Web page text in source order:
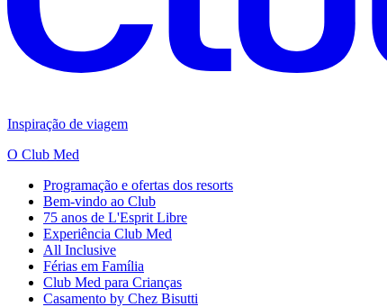
Inspiração de viagem
O Club Med
Programação e ofertas dos resorts
Bem-vindo ao Club
75 anos de L'Esprit Libre
Experiência Club Med
All Inclusive
Férias em Família
Club Med para Crianças
Casamento by Chez Bisutti